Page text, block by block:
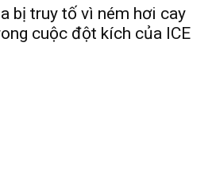
bị truy tố vì ném hơi cay
cuộc đột kích của ICE